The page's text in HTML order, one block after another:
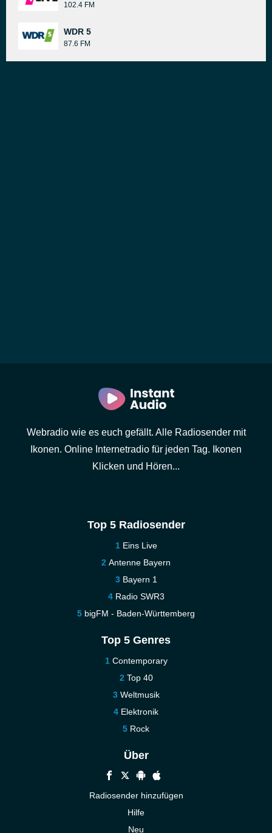
102.4 FM
WDR 5
87.6 FM
Webradio wie es euch gefällt. Alle Radiosender mit
Ikonen. Online Internetradio für jeden Tag. Ikonen
Klicken und Hören...
Top 5 Radiosender
Eins Live
Antenne Bayern
Bayern 1
Radio SWR3
bigFM - Baden-Württemberg
Top 5 Genres
Contemporary
Top 40
Weltmusik
Elektronik
Rock
Über
Radiosender hinzufügen
Hilfe
Neu